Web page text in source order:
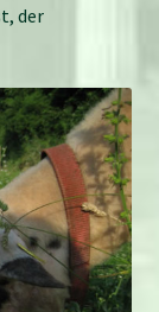
der